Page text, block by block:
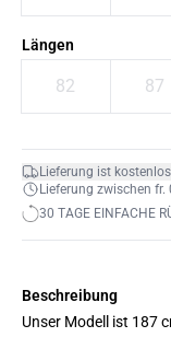
Längen
82 87
Lieferung ist
Lieferung zwischen
30 TAGE EINFACHE
Beschreibung
Unser Modell ist 187